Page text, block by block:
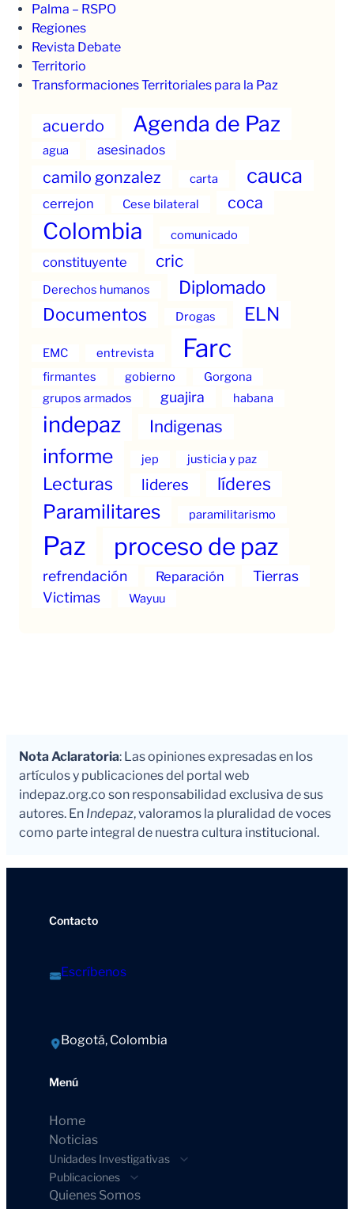
Palma – RSPO
Regiones
Revista Debate
Territorio
Transformaciones Territoriales para la Paz
acuerdo Agenda de Paz
agua asesinados
camilo gonzalez carta cauca
cerrejon Cese bilateral coca
Colombia comunicado
constituyente cric
Derechos humanos Diplomado
Documentos Drogas ELN
EMC entrevista Farc
firmantes gobierno
Gorgona
grupos armados
guajira habana
indepaz Indigenas
informe jep justicia y paz
Lecturas lideres líderes
Paramilitares paramilitarismo
Paz proceso de paz
refrendación Reparación
Tierras
Victimas
Wayuu
Nota Aclaratoria: Las opiniones expresadas en los
artículos y publicaciones del portal web
indepaz.org.co son responsabilidad exclusiva de sus
autores. En Indepaz, valoramos la pluralidad de voces
como parte integral de nuestra cultura institucional.
Contacto
Escríbenos
Bogotá, Colombia
Menú
Home
Noticias
Unidades Investigativas
Publicaciones
Quienes Somos